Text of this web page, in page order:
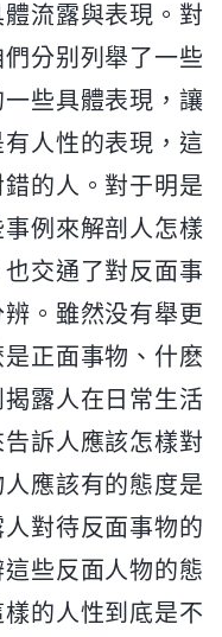
流露與表現。對
分别列舉了一些
些具體表現，讓
人性的表現，這
的人。對于明是
例來解剖人怎樣
交通了對反面事
。雖然没有舉更
正面事物、什麽
露人在日常生活
訴人應該怎樣對
應該有的態度是
對待反面事物的
些反面人物的態
的人性到底是不